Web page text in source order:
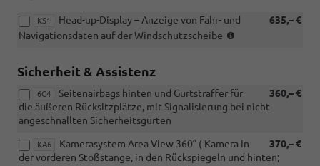
mit
RBB
KS1 635,– €
Head-up-Display – Anzeige von Fahr- und
Navigationsdaten auf der Windschutzscheibe
oder
RDA)
Sicherheit & Assistenz
6C4 360,– €
Seitenairbags hinten und Gurtstraffer für
die äußeren Rücksitzplätze, mit Signalisierung bei nicht
angeschnallten Sicherheitsgurten
KA6 370,– €
Kamerasystem Area View 360° ( Kamera in
der vorderen Stoßstange, in den Rückspiegeln und hinten;